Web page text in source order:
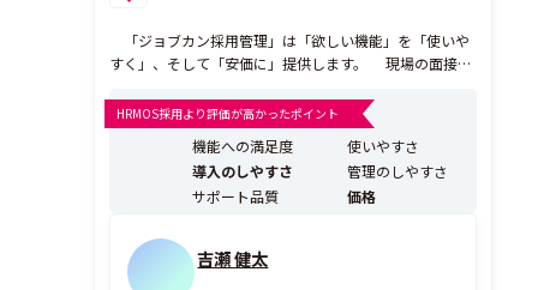
「ジョブカン採用管理」は「欲しい機能」を「使いや
すく」、そして「安価に」提供します。 現場の面接官
も、分かりやすく使いやすい機能を提供し、定型的な採
用業務を効率化することで、本来の目的である「良い人
材を採用する」ための時間を作ります。 運用に必要なコ
HRMOS採用より評価が高かったポイント
機能への満足度
使いやすさ
導入のしやすさ
管理のしやすさ
サポート品質
価格
吉瀬 健太